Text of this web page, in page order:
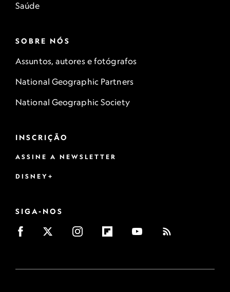
Saúde
SOBRE NÓS
Assuntos, autores e fotógrafos
National Geographic Partners
National Geographic Society
INSCRIÇÃO
ASSINE A NEWSLETTER
DISNEY+
SIGA-NOS